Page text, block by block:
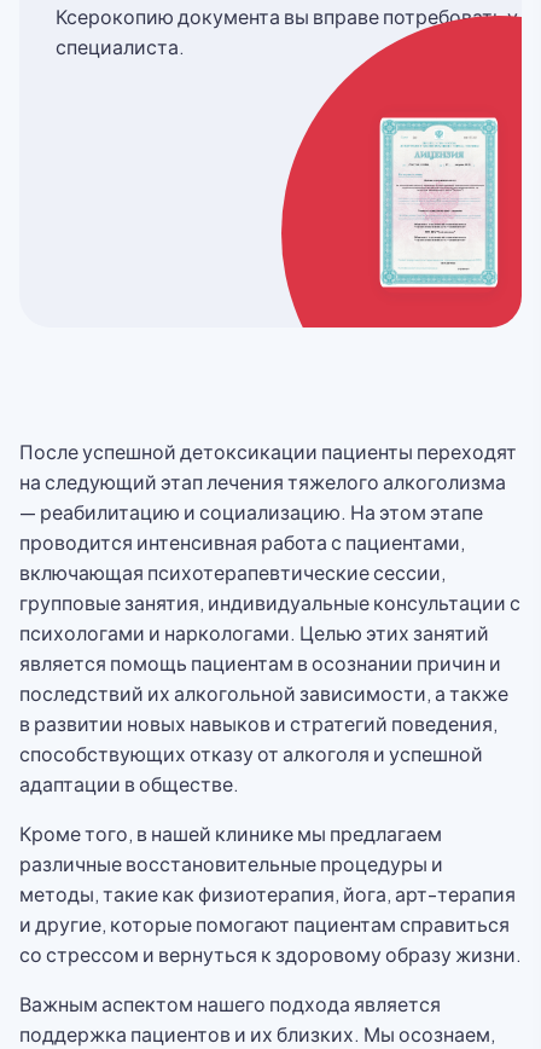
Ксерокопию документа вы вправе потребовать у
специалиста.
После успешной детоксикации пациенты переходят
на следующий этап лечения тяжелого алкоголизма
— реабилитацию и социализацию. На этом этапе
проводится интенсивная работа с пациентами,
включающая психотерапевтические сессии,
групповые занятия, индивидуальные консультации с
психологами и наркологами. Целью этих занятий
является помощь пациентам в осознании причин и
последствий их алкогольной зависимости, а также
в развитии новых навыков и стратегий поведения,
способствующих отказу от алкоголя и успешной
адаптации в обществе.
Кроме того, в нашей клинике мы предлагаем
различные восстановительные процедуры и
методы, такие как физиотерапия, йога, арт-терапия
и другие, которые помогают пациентам справиться
со стрессом и вернуться к здоровому образу жизни.
Важным аспектом нашего подхода является
поддержка пациентов и их близких. Мы осознаем,